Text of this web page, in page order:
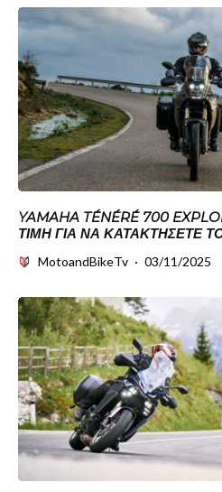
YAMAHA TÉNÉRÉ 700
ΤΙΜΉ ΓΙΑ ΝΑ ΚΑΤΑΚΤΉΣΕΤΕ
MotoandBikeTv · 03/11/2025